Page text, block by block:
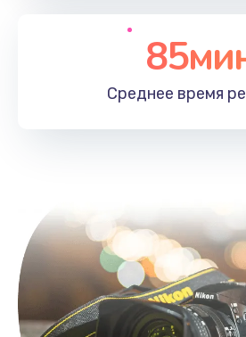
Среднее время